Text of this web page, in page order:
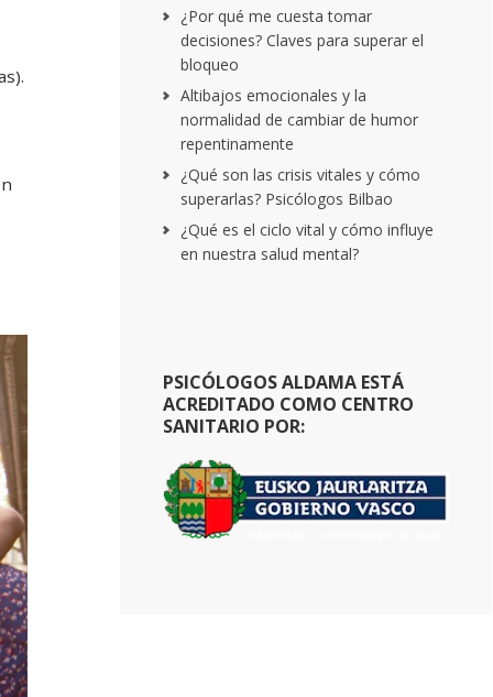
¿Por qué me cuesta tomar
decisiones? Claves para superar el
bloqueo
Altibajos emocionales y la
normalidad de cambiar de humor
repentinamente
¿Qué son las crisis vitales y cómo
superarlas? Psicólogos Bilbao
¿Qué es el ciclo vital y cómo influye
en nuestra salud mental?
PSICÓLOGOS ALDAMA ESTÁ
ACREDITADO COMO CENTRO
SANITARIO POR: